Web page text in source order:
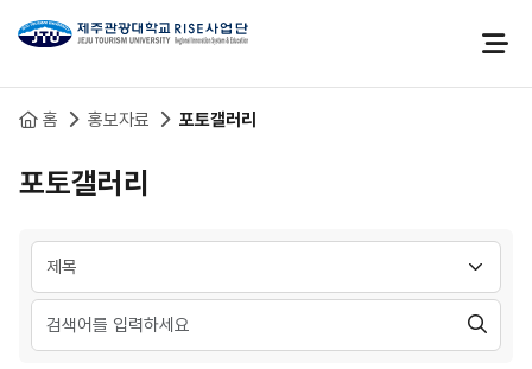
홈 홍보자료 포토갤러리
포토갤러리
분류 선택